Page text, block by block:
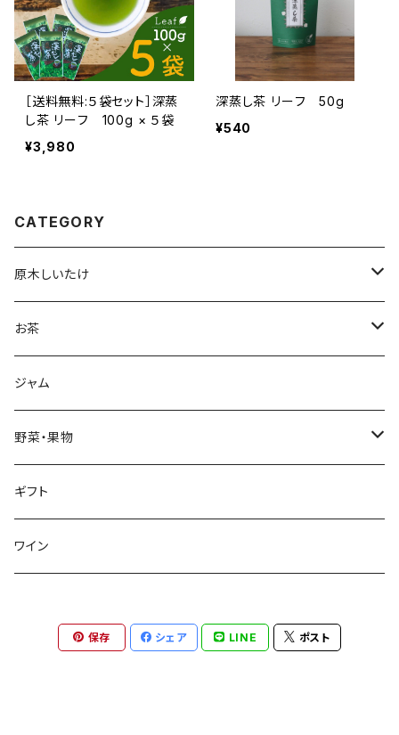
［送料無料:５袋セット］深蒸
し茶 リーフ 100g × ５袋
¥3,980
深蒸し茶 リーフ 50g
¥540
CATEGORY
原木しいたけ
生しいたけ
干し椎茸
加工品
お茶
深蒸し茶
リーフ
ハーブティ
ティーバッグ
リーフ
加工品
くき茶
ティーバッグ
ジャム
野菜・果物
野菜
芋類
果物
ギフト
ワイン
保存 シェア LINE ポスト